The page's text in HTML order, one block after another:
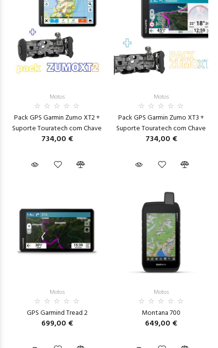
Motos
Pack GPS Garmin Zumo XT2 +
Suporte Touratech com Chave
734,00 €
Motos
Pack GPS Garmin Zumo XT3 +
Suporte Touratech com Chave
734,00 €
Motos
GPS Garmind Tread 2
699,00 €
Motos
Montana 700
649,00 €